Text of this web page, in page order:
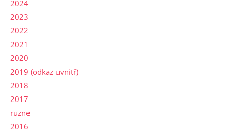
2024
2023
2022
2021
2020
2019 (odkaz uvnitř)
2018
2017
ruzne
2016